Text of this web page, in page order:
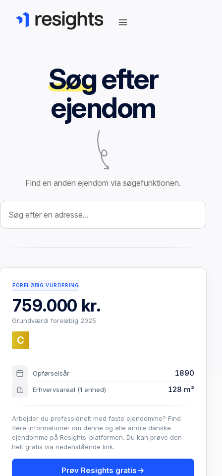
Søgefter
ejendom
Find en anden ejendom via søgefunktionen.
Søg efter ejendom
FORELØBIG VURDERING
759.000 kr.
Grundværdi foreløbig 2025
C
Opførselsår 1890
Erhvervsareal (1 enhed) 128 m²
Arbejder du professionelt med faste ejendomme? Find
flere informationer om denne og alle andre danske
ejendomme på Resights-platformen. Du kan prøve den
helt gratis via nedenstående link.
Prøv Resights gratis